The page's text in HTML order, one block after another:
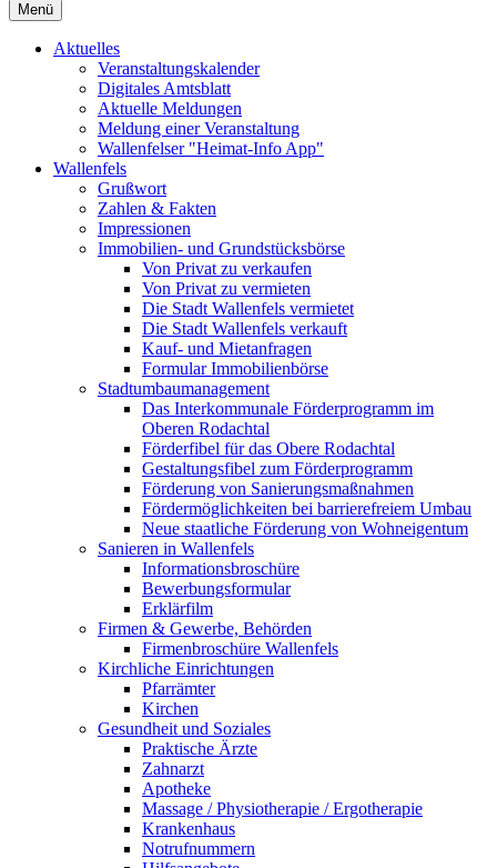
Menü
Aktuelles
Veranstaltungskalender
Digitales Amtsblatt
Aktuelle Meldungen
Meldung einer Veranstaltung
Wallenfelser "Heimat-Info App"
Wallenfels
Grußwort
Zahlen & Fakten
Impressionen
Immobilien- und Grundstücksbörse
Von Privat zu verkaufen
Von Privat zu vermieten
Die Stadt Wallenfels vermietet
Die Stadt Wallenfels verkauft
Kauf- und Mietanfragen
Formular Immobilienbörse
Stadtumbaumanagement
Das Interkommunale Förderprogramm im
Oberen Rodachtal
Förderfibel für das Obere Rodachtal
Gestaltungsfibel zum Förderprogramm
Förderung von Sanierungsmaßnahmen
Fördermöglichkeiten bei barrierefreiem Umbau
Neue staatliche Förderung von Wohneigentum
Sanieren in Wallenfels
Informationsbroschüre
Bewerbungsformular
Erklärfilm
Firmen & Gewerbe, Behörden
Firmenbroschüre Wallenfels
Kirchliche Einrichtungen
Pfarrämter
Kirchen
Gesundheit und Soziales
Praktische Ärzte
Zahnarzt
Apotheke
Massage / Physiotherapie / Ergotherapie
Krankenhaus
Notrufnummern